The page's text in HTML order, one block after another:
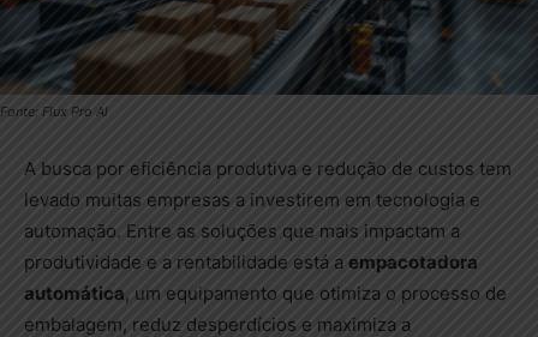
Fonte: Flux Pro Al
A busca por eficiência produtiva e redução de custos tem
levado muitas empresas a investirem em tecnologia e
automação. Entre as soluções que mais impactam a
produtividade e a rentabilidade está a empacotadora
automática , um equipamento que otimiza o processo de
embalagem, reduz desperdícios e maximiza a